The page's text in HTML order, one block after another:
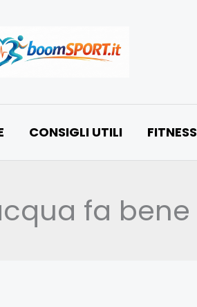
CONSIGLI UTILI FITNESS
fa bene